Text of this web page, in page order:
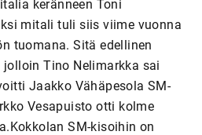
keränneen Toni
mitali tuli siis viime vuonna
tuomana. Sitä edellinen
Tino Nelimarkka sai
Jaakko Vähäpesola SM-
Vesapuisto otti kolme
SM-kisoihin on